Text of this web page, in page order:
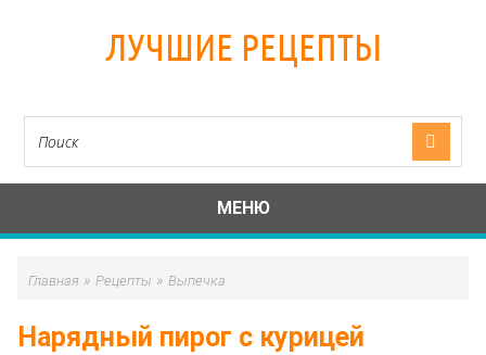
ЛУЧШИЕ РЕЦЕПТЫ
МЕНЮ
Главная » Рецепты » Выпечка
Нарядный пирог с курицей